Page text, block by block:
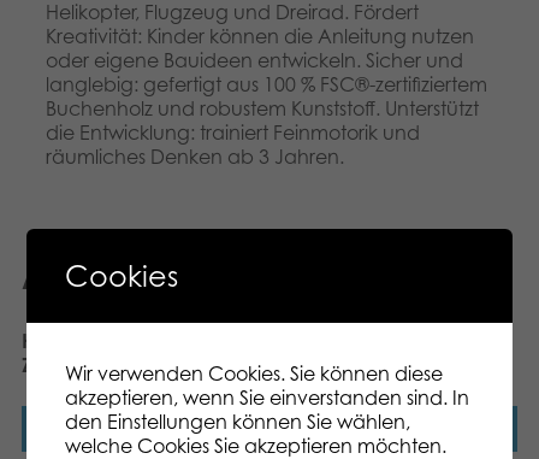
Helikopter, Flugzeug und Dreirad. Fördert
Kreativität: Kinder können die Anleitung nutzen
oder eigene Bauideen entwickeln. Sicher und
langlebig: gefertigt aus 100 % FSC®-zertifiziertem
Buchenholz und robustem Kunststoff. Unterstützt
die Entwicklung: trainiert Feinmotorik und
räumliches Denken ab 3 Jahren.
Ähnliche Produkte
Heros Constructor
Zubehör-Set 75 Teile
Weiterlesen
Rennwagen 50 Teile
Weiterlesen
Cookies
Wir verwenden Cookies. Sie können diese
akzeptieren, wenn Sie einverstanden sind. In
den Einstellungen können Sie wählen,
welche Cookies Sie akzeptieren möchten.